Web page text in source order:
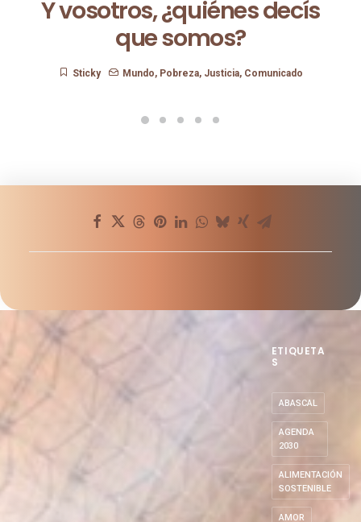
Y vosotros, ¿quiénes decís
ETIQUETA
S
ABASCAL
AGENDA
2030